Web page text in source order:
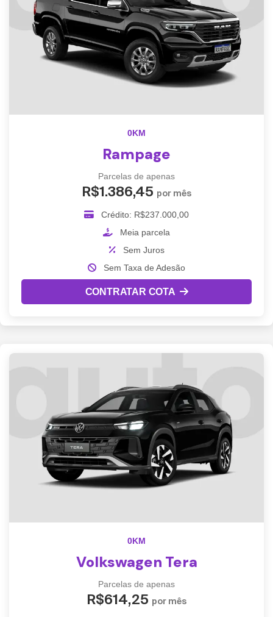
0KM
Rampage
Parcelas de apenas
R$1.386,45 por mês
Crédito: R$237.000,00
Meia parcela
Sem Juros
Sem Taxa de Adesão
CONTRATAR COTA
0KM
Volkswagen Tera
Parcelas de apenas
R$614,25 por mês